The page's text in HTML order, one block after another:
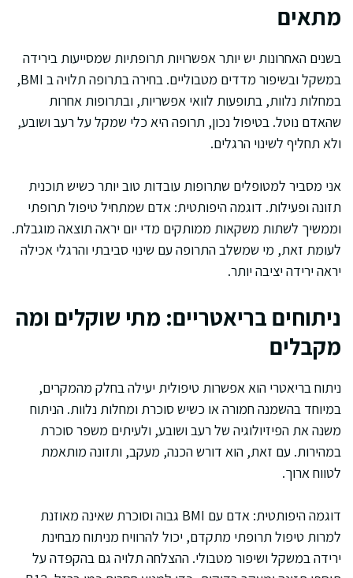
מתאים
בשנים האחרונות יש יותר אפשרויות תרופתיות שמסייעות בירידה
במשקל ובשיפור מדדים מטבוליים. בחירה בתרופה תלויה ב BMI,
במחלות נלוות, בתופעות לוואי אפשריות, ובתרופות אחרות
שהאדם נוטל. בטיפול נכון, תרופה היא כלי שמקל על רעב ושובע,
ולא תחליף לשינוי הרגלים.
אני מסביר למטופלים שתרופות עובדות טוב יותר כשיש תוכנית
תזונה ופעילות. דוגמה היפותטית: אדם שמתחיל טיפול תרופתי
וממשיך לשתות משקאות ממותקים מדי יום יראה תוצאה מוגבלת.
לעומת זאת, מי שמשלב התרופה עם שינוי סביבתי והרגלי אכילה
יראה ירידה יציבה יותר.
ניתוחים בריאטריים: מתי שוקלים ומה
מקבלים
ניתוח בריאטרי הוא אפשרות טיפולית יעילה בחלק מהמקרים,
במיוחד בהשמנה חמורה או כשיש סוכרת ומחלות נלוות. הניתוח
משנה את הפיזיולוגיה של רעב ושובע, ולעיתים משפר סוכרת
במהירות. עם זאת, הוא דורש הכנה, מעקב, ותזונה מותאמת
לטווח ארוך.
דוגמה היפותטית: אדם עם BMI גבוה וסוכרת שאינה מאוזנת
למרות טיפול תרופתי מתקדם, יכול להרוויח מניתוח מבחינת
ירידה במשקל ושיפור מטבולי. ההצלחה תלויה גם בהקפדה על